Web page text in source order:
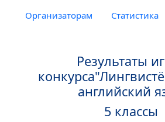
Организаторам
Статистика
Результаты
английский
5 классы